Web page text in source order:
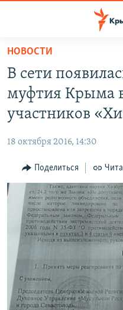
Вернуться
основному
содержанию
Вернутся
главной
навигации
Вернутся
поиску
СПЕЦПРОЕКТЫ
11 ЛЕТ ОККУПАЦИИ КРЫМА.
ВОДА
ЕЩЕ
ИНТЕРАКТИВ
ИНФОГРАФИКА
ТЕЛЕПРОЕКТ КРЫМ.РЕАЛИИ
СОВЕТЫ ПРАВОЗАЩИТНИКОВ
ПОБЕДИТЕЛЕЙ НЕ СУДЯТ?
КРЫМ.НЕПОКОРЕННЫЙ
РАДІО СВОБОДА
КАК ОБОЙТИ
Українською
Qırımtatar
ПРИСОЕДИНЯЙТЕСЬ!
НОВОСТИ
В сети
муфтия Крыма
участников
18 октября 2016, 14:30
Поделиться